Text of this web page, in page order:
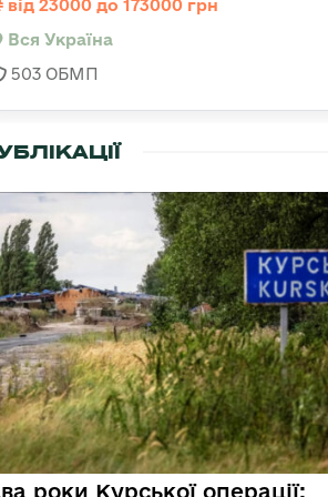
від 23000 до 173000 грн
Вся Україна
503 ОБМП
роки Курської операції: